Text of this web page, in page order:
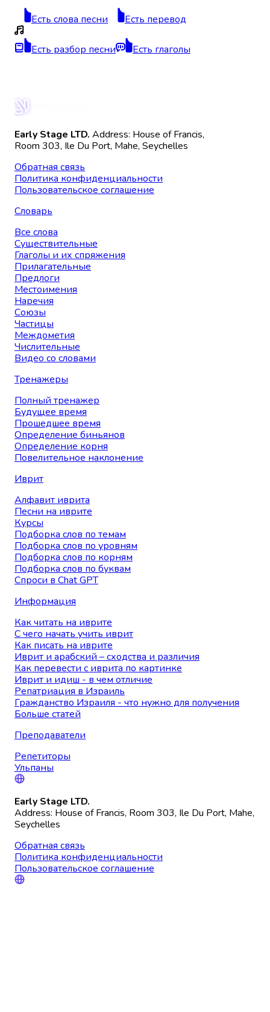
Есть слова песни Есть перевод
Есть разбор песни Есть глаголы
Early Stage LTD. Address: House of Francis,
Room 303, Ile Du Port, Mahe, Seychelles
Обратная связь
Политика конфиденциальности
Пользовательское соглашение
Словарь
Все слова
Существительные
Глаголы и их спряжения
Прилагательные
Предлоги
Местоимения
Наречия
Союзы
Частицы
Междометия
Числительные
Видео со словами
Тренажеры
Полный тренажер
Будущее время
Прошедшее время
Определение биньянов
Определение корня
Повелительное наклонение
Иврит
Алфавит иврита
Песни на иврите
Курсы
Подборка слов по темам
Подборка слов по уровням
Подборка слов по корням
Подборка слов по буквам
Спроси в Chat GPT
Информация
Как читать на иврите
С чего начать учить иврит
Как писать на иврите
Иврит и арабский – сходства и различия
Как перевести с иврита по картинке
Иврит и идиш - в чем отличие
Репатриация в Израиль
Гражданство Израиля - что нужно для получения
Больше статей
Преподаватели
Репетиторы
Ульпаны
Early Stage LTD.
Address: House of Francis, Room 303, Ile Du Port, Mahe,
Seychelles
Обратная связь
Политика конфиденциальности
Пользовательское соглашение